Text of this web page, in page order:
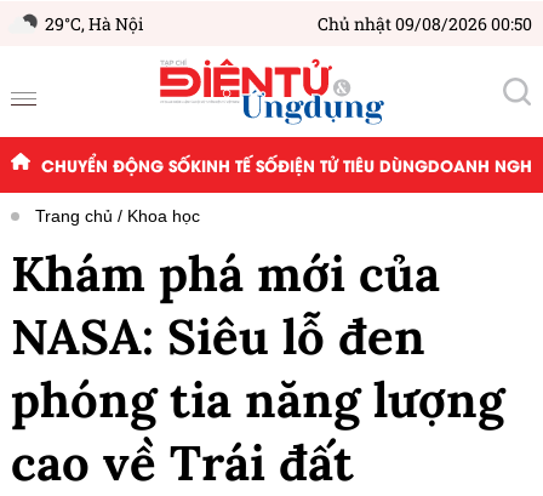
29°C,Hà Nội Chủ nhật 09/08/2026 00:50
CHUYỂN ĐỘNG SỐKINH TẾ SỐĐIỆN TỬ TIÊU DÙNGDOANH
Trang chủ Khoa học
Khám phá mới của
NASA: Siêu lỗ đen
phóng tia năng lượng
cao về Trái đất